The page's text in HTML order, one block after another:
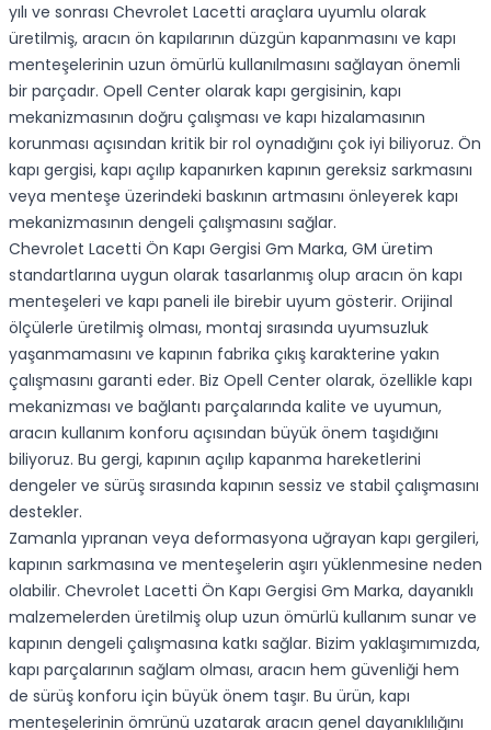
yılı ve sonrası Chevrolet Lacetti araçlara uyumlu olarak
üretilmiş, aracın ön kapılarının düzgün kapanmasını ve kapı
menteşelerinin uzun ömürlü kullanılmasını sağlayan önemli
bir parçadır. Opell Center olarak kapı gergisinin, kapı
mekanizmasının doğru çalışması ve kapı hizalamasının
korunması açısından kritik bir rol oynadığını çok iyi biliyoruz. Ön
kapı gergisi, kapı açılıp kapanırken kapının gereksiz sarkmasını
veya menteşe üzerindeki baskının artmasını önleyerek kapı
mekanizmasının dengeli çalışmasını sağlar.
Chevrolet Lacetti Ön Kapı Gergisi Gm Marka, GM üretim
standartlarına uygun olarak tasarlanmış olup aracın ön kapı
menteşeleri ve kapı paneli ile birebir uyum gösterir. Orijinal
ölçülerle üretilmiş olması, montaj sırasında uyumsuzluk
yaşanmamasını ve kapının fabrika çıkış karakterine yakın
çalışmasını garanti eder. Biz Opell Center olarak, özellikle kapı
mekanizması ve bağlantı parçalarında kalite ve uyumun,
aracın kullanım konforu açısından büyük önem taşıdığını
biliyoruz. Bu gergi, kapının açılıp kapanma hareketlerini
dengeler ve sürüş sırasında kapının sessiz ve stabil çalışmasını
destekler.
Zamanla yıpranan veya deformasyona uğrayan kapı gergileri,
kapının sarkmasına ve menteşelerin aşırı yüklenmesine neden
olabilir. Chevrolet Lacetti Ön Kapı Gergisi Gm Marka, dayanıklı
malzemelerden üretilmiş olup uzun ömürlü kullanım sunar ve
kapının dengeli çalışmasına katkı sağlar. Bizim yaklaşımımızda,
kapı parçalarının sağlam olması, aracın hem güvenliği hem
de sürüş konforu için büyük önem taşır. Bu ürün, kapı
menteşelerinin ömrünü uzatarak aracın genel dayanıklılığını